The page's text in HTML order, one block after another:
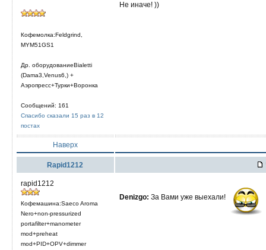
Кофемолка:Feldgrind,
MYM51GS1
Др. оборудованиеBialetti
(Dama3,Venus6,) +
Аэропресс+Турки+Воронка
Сообщений: 161
Спасибо сказали 15 раз в 12
постах
Не иначе! ))
Наверх
Rapid1212
rapid1212
Кофемашина:Saeco Aroma
Nero+non-pressurized
portafilter+manometer
mod+preheat
mod+PID+OPV+dimmer
Denizgo: За Вами уже выехали!